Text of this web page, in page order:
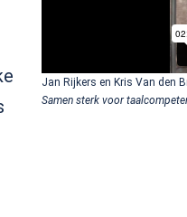
Jan Rijkers en Kris Van den
Samen sterk voor